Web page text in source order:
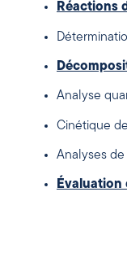
Réactions
Analyse
Cinétique
Analyses
Évaluation